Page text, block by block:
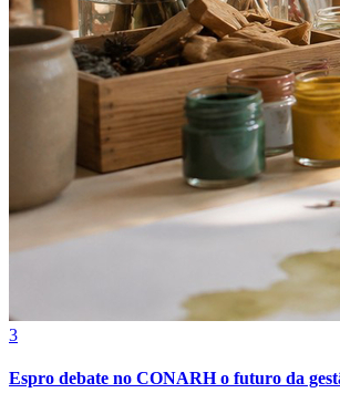
Grêmio
3
Espro debate no CONARH o futuro da